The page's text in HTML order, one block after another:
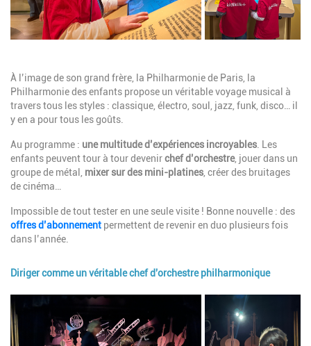
Description
À l’image de son grand frère, la Philharmonie de Paris, la
Philharmonie des enfants propose un véritable voyage musical à
travers tous les styles : classique, électro, soul, jazz, funk, disco… il
y en a pour tous les goûts.
Au programme : une multitude d’expériences incroyables . Les
enfants peuvent tour à tour devenirchef d’orchestre, jouer dans un
groupe de métal, mixer sur des mini-platines , créer des bruitages
de cinéma…
Impossible de tout tester en une seule visite ! Bonne nouvelle : des
offres d’abonnement permettent de revenir en duo plusieurs fois
dans l’année.
Diriger comme un véritable chef d'orchestre philharmonique